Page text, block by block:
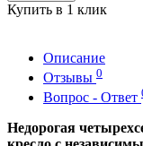
Купить в 1 клик
Описание
Отзывы 0
Вопрос - Ответ
Недорогая